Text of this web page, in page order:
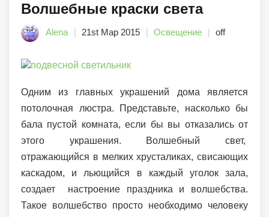
Волшебные краски света
Alena 21st Мар 2015 Освещение off
Одним из главных украшений дома является
потолочная люстра. Представьте, насколько бы
бала пустой комната, если бы вы отказались от
этого украшения. Волшебный свет,
отражающийся в мелких хрусталиках, свисающих
каскадом, и льющийся в каждый уголок зала,
создает настроение праздника и волшебства.
Такое волшебство просто необходимо человеку